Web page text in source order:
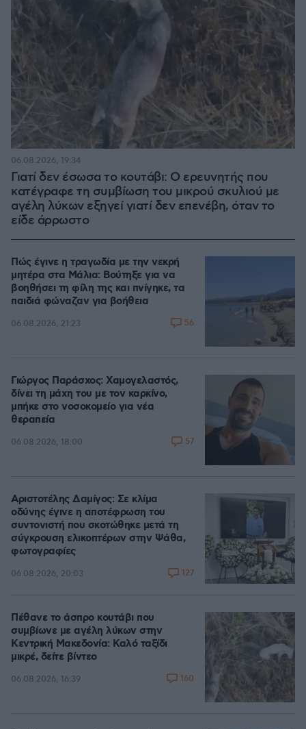
Γιατί δεν έσωσα το κουτάβι: Ο ερευνητής που
κατέγραφε τη συμβίωση του μικρού σκυλιού με
αγέλη λύκων εξηγεί γιατί δεν επενέβη, όταν το
είδε άρρωστο
06.08.2026, 19:34
Πώς έγινε η τραγωδία με την νεκρή
μητέρα στα Μάλια: Βούτηξε για να
βοηθήσει τη φίλη της και πνίγηκε, τα
παιδιά φώναζαν για βοήθεια
06.08.2026, 21:23 56
Γιώργος Παράσχος: Χαμογελαστός,
δίνει τη μάχη του με τον καρκίνο,
μπήκε στο νοσοκομείο για νέα
θεραπεία
06.08.2026, 18:00 57
Αριστοτέλης Δαμίγος: Σε κλίμα
οδύνης έγινε η αποτέφρωση του
συντονιστή που σκοτώθηκε μετά τη
σύγκρουση ελικοπτέρων στην Ψάθα,
φωτογραφίες
06.08.2026, 20:03 127
Πέθανε το άσπρο κουτάβι που
συμβίωνε με αγέλη λύκων στην
Κεντρική Μακεδονία: Καλό ταξίδι
μικρέ, δείτε βίντεο
06.08.2026, 16:39 160